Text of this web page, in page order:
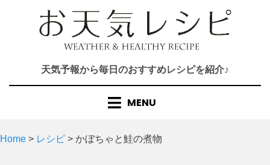
天気予報から毎日のおすすめレシピを紹介♪
MENU
Home > レシピ > かぼちゃと鮭の煮物